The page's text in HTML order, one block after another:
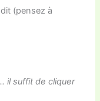
(pensez à
il suffit de cliquer